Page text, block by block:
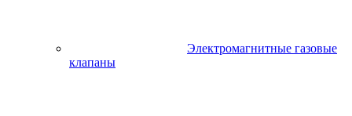
Электромагнитные газовые
клапаны